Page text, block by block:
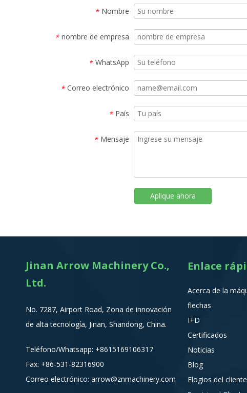
* Nombre
* nombre de empresa
* WhatsApp
* Correo electrónico
* País
* Mensaje
Aplique ahora
Jinan Arrow Machinery Co.,
Ltd.
No. 7287, Airport Road, Zona de innovación
de alta tecnología, Jinan, Shandong, China.
Teléfono/Whatsapp: +8615169106317
Fax: +86-531-82316900
Correo electrónico: arrow@znmachinery.com
Enlace
Acerca de la
flechas
I+D
Certificados
Noticias
Blog
Elogios del cliente